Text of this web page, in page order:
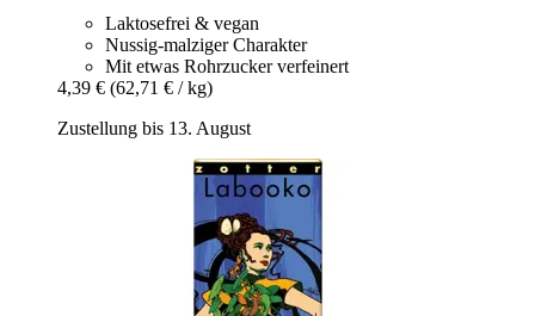
Laktosefrei & vegan
Nussig-malziger Charakter
Mit etwas Rohrzucker verfeinert
4,39 € (62,71 € / kg)
Zustellung bis 13. August